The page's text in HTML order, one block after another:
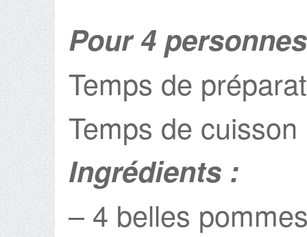
Pour 4 personnes
Temps de
Temps de
Ingrédients :
– 4 belles